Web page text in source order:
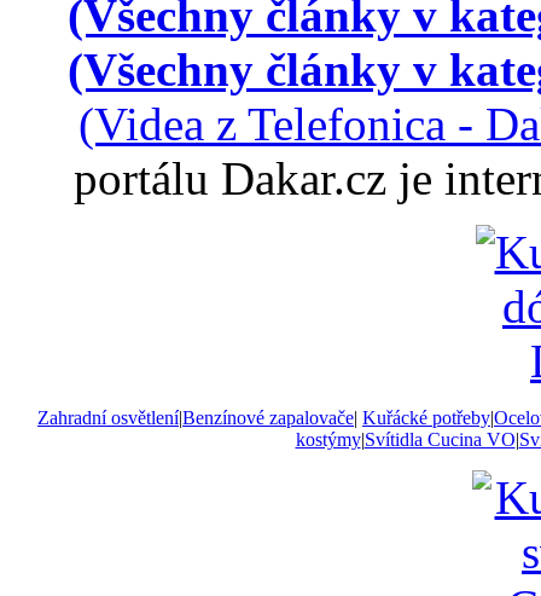
(Všechny články v
(Všechny články v
(Videa z Telefonica -
portálu Dakar.cz je
Zahradní osvětlení|Benzínové zapalovače| Kuřácké potřeby|
kostýmy|Svítidla Cucina VO|